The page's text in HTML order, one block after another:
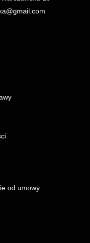
od umowy